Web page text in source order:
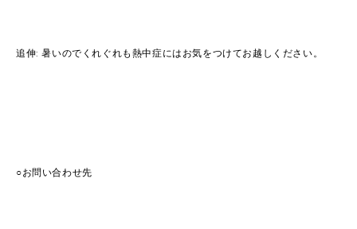
追伸: 暑いのでくれぐれも熱中症にはお気をつけてお越しください。
○お問い合わせ先